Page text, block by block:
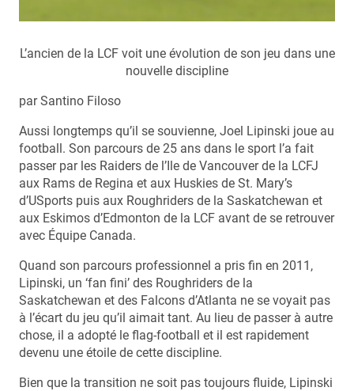
L’ancien de la LCF voit une évolution de son jeu dans une
nouvelle discipline
par Santino Filoso
Aussi longtemps qu’il se souvienne, Joel Lipinski joue au
football. Son parcours de 25 ans dans le sport l’a fait
passer par les Raiders de l’Ile de Vancouver de la LCFJ
aux Rams de Regina et aux Huskies de St. Mary’s
d’USports puis aux Roughriders de la Saskatchewan et
aux Eskimos d’Edmonton de la LCF avant de se retrouver
avec Équipe Canada.
Quand son parcours professionnel a pris fin en 2011,
Lipinski, un ‘fan fini’ des Roughriders de la
Saskatchewan et des Falcons d’Atlanta ne se voyait pas
à l’écart du jeu qu’il aimait tant. Au lieu de passer à autre
chose, il a adopté le flag-football et il est rapidement
devenu une étoile de cette discipline.
Bien que la transition ne soit pas toujours fluide, Lipinski